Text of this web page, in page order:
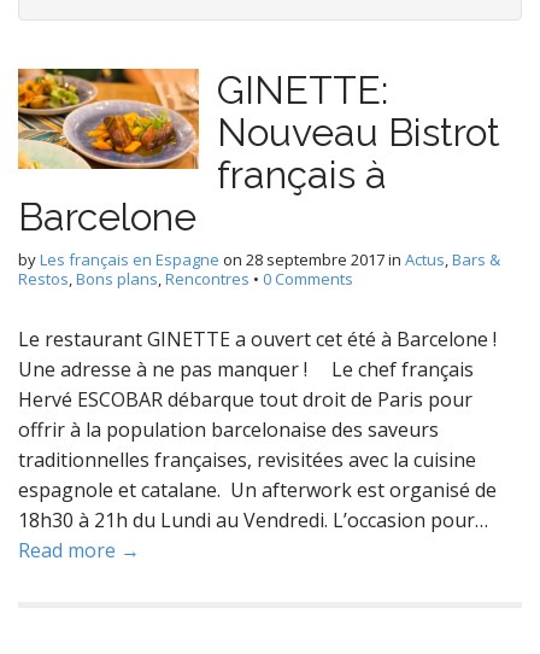
GINETTE:
Nouveau Bistrot
français à
Barcelone
byLes français en Espagne on 28 septembre 2017in Actus,Bars &
Restos,Bons plans,Rencontres • 0 Comments
Le restaurant GINETTE a ouvert cet été à Barcelone !
Une adresse à ne pas manquer ! Le chef français
Hervé ESCOBAR débarque tout droit de Paris pour
offrir à la population barcelonaise des saveurs
traditionnelles françaises, revisitées avec la cuisine
espagnole et catalane. Un afterwork est organisé de
18h30 à 21h du Lundi au Vendredi. L’occasion pour…
Read more →